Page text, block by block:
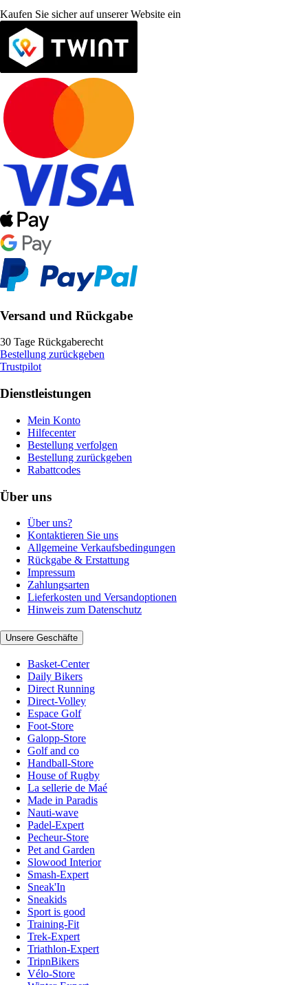
Kaufen Sie sicher auf unserer Website ein
Versand und Rückgabe
30 Tage Rückgaberecht
Bestellung zurückgeben
Trustpilot
Dienstleistungen
Mein Konto
Hilfecenter
Bestellung verfolgen
Bestellung zurückgeben
Rabattcodes
Über uns
Über uns?
Kontaktieren Sie uns
Allgemeine Verkaufsbedingungen
Rückgabe & Erstattung
Impressum
Zahlungsarten
Lieferkosten und Versandoptionen
Hinweis zum Datenschutz
Unsere Geschäfte
Basket-Center
Daily Bikers
Direct Running
Direct-Volley
Espace Golf
Foot-Store
Galopp-Store
Golf and co
Handball-Store
House of Rugby
La sellerie de Maé
Made in Paradis
Nauti-wave
Padel-Expert
Pecheur-Store
Pet and Garden
Slowood Interior
Smash-Expert
Sneak'In
Sneakids
Sport is good
Training-Fit
Trek-Expert
Triathlon-Expert
TripnBikers
Vélo-Store